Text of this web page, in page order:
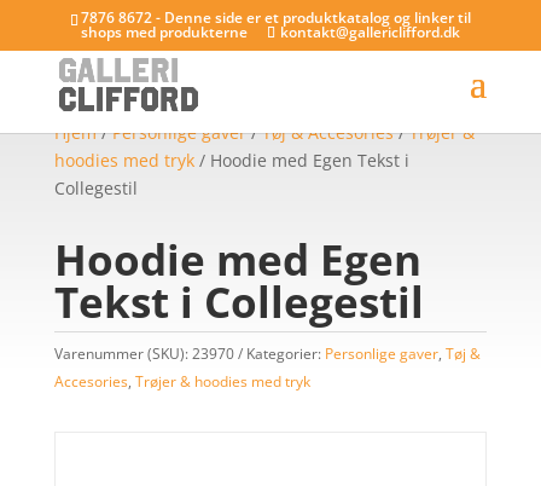
7876 8672 - Denne side er et produktkatalog og linker til
shops med produkterne kontakt@gallericlifford.dk
Hjem/Personlige gaver/Tøj & Accesories/Trøjer &
hoodies med tryk/ Hoodie med Egen Tekst i
Collegestil
Hoodie med Egen
Tekst i Collegestil
Varenummer (SKU):23970 Kategorier: Personlige gaver, Tøj &
Accesories, Trøjer & hoodies med tryk